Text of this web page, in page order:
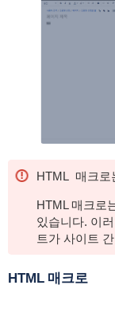
HTML 매크로
HTML 매크로
있습니다. 이
트가 사이트
HTML 매크로